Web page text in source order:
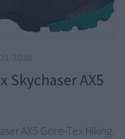
Skychaser AX5
AX5 Gore-Tex Hiking